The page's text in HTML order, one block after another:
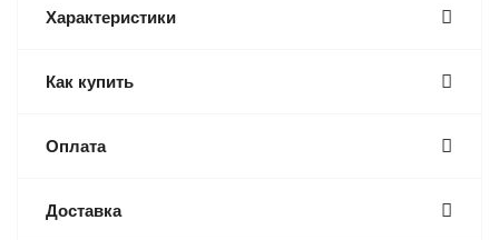
Характеристики
Как купить
Оплата
Доставка